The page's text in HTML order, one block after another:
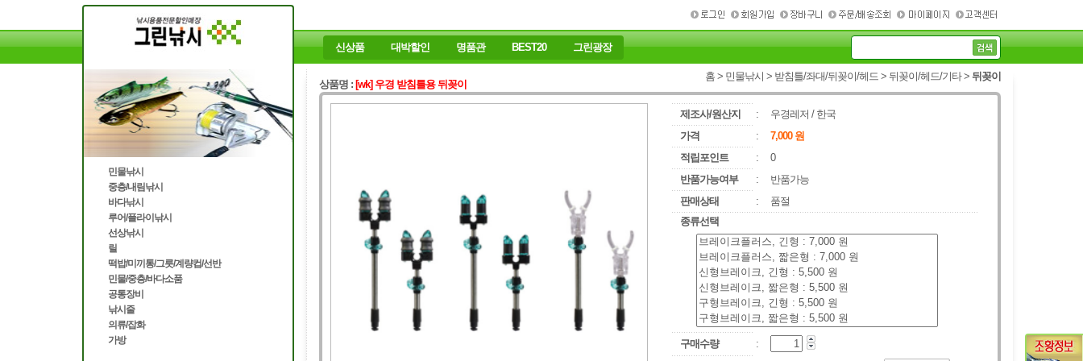
신상품 대박할인 명품관 BEST20 그린광장
민물낚시
중층/내림낚시
바다낚시
루어/플라이낚시
선상낚시
릴
떡밥/미끼통/그릇/계량컵/선반
민물/중층/바다소품
공통장비
낚시줄
의류/잡화
가방
홈 > 민물낚시 > 받침틀/좌대/뒤꽂이/헤드 > 뒤꽂이/헤드/기타> 뒤꽂이
상품명 : [wk] 우경 받침틀용 뒤꽂이
제조사/원산지 : 우경레저 / 한국
가격
: 7,000원
적립포인트
:
0
반품가능여부
:
반품가능
판매상태
:
품절
종류선택
구매수량 :